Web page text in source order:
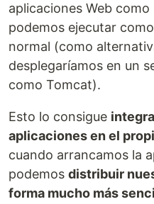
aplicaciones Web
podemos ejecutar
normal (como
desplegaríamos en un
como Tomcat).
Esto lo consigue
aplicaciones en el
cuando arrancamos la
podemos distribuir
forma mucho más